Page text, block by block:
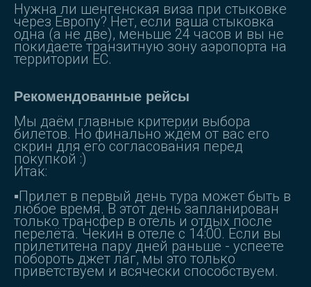
Нужна ли шенгенская виза при стыковке
через Европу? Нет, если ваша стыковка
одна (а не две), меньше 24 часов и вы не
покидаете транзитную зону аэропорта на
территории ЕС.
Рекомендованные рейсы
Мы даём главные критерии выбора
билетов. Но финально ждём от вас его
скрин для его согласования перед
покупкой :)
Итак:
▪️Прилет в первый день тура может быть в
любое время. В этот день запланирован
только трансфер в отель и отдых после
перелёта. Чекин в отеле с 14:00. Если вы
прилетитена пару дней раньше - успеете
побороть джет лаг, мы это только
приветствуем и всячески способствуем.